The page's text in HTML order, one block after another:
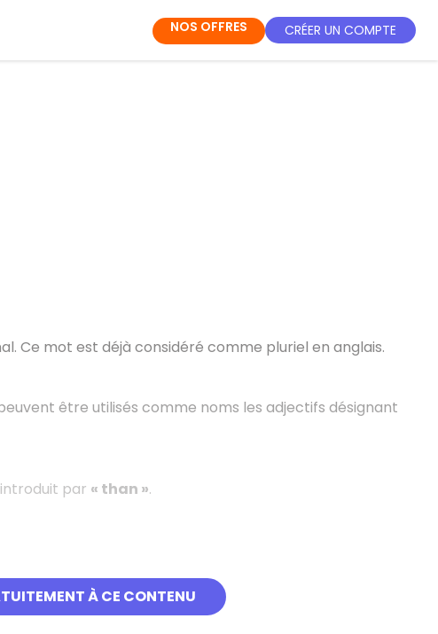
NOS OFFRES CRÉER UN COMPTE
À CE CONTENU
Ce mot est déjà considéré comme pluriel en anglais.
être utilisés comme noms les adjectifs désignant
par « than ».